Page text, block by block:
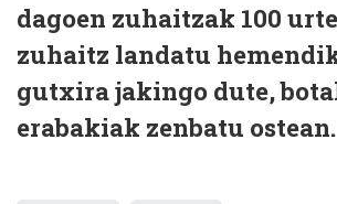
dagoen zuhaitzak 100
zuhaitz landatu
gutxira jakingo dute,
erabakiak zenbatu ostean.